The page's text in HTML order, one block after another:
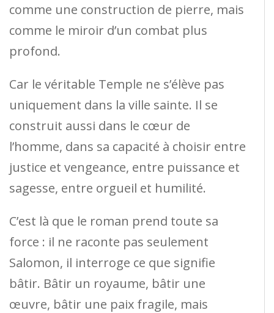
comme une construction de pierre, mais
comme le miroir d’un combat plus
profond.
Car le véritable Temple ne s’élève pas
uniquement dans la ville sainte. Il se
construit aussi dans le cœur de
l’homme, dans sa capacité à choisir entre
justice et vengeance, entre puissance et
sagesse, entre orgueil et humilité.
C’est là que le roman prend toute sa
force : il ne raconte pas seulement
Salomon, il interroge ce que signifie
bâtir. Bâtir un royaume, bâtir une
œuvre, bâtir une paix fragile, mais